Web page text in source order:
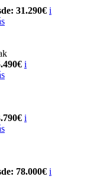
31.290€ i
i
i
78.000€ i